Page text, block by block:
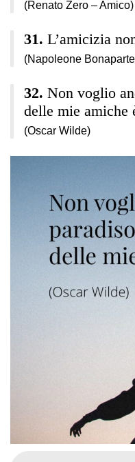
(Renato Zero – Amico)
L’amicizia
(Napoleone
Non voglio
delle mie amiche
(Oscar Wilde)